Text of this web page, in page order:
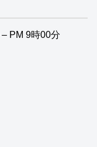
– PM 9時00分